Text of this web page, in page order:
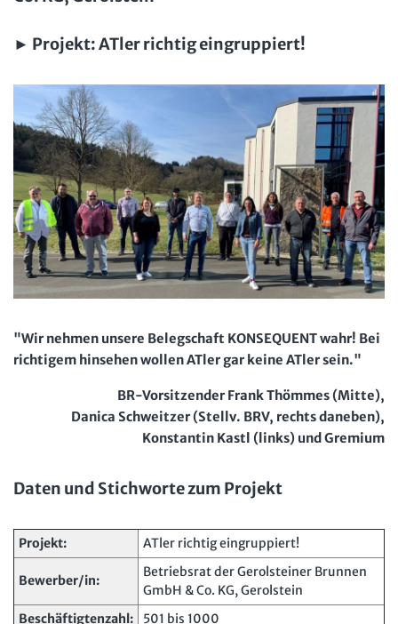
Computer und Arbeit
Gute Arbeit
Betriebsrat und Mitbestimmung
Arbeitsschutz und Mitbestimmung
Schwerbehindertenrecht und Inklusion
Mitbestimmung
Arbeit und Recht
Soziales Recht
Soziale Sicherheit
Personalratswissen online
Schwerbehindertenrecht online
Arbeitszeit online
KI-Praxis Arbeitsrecht online
JAV-Praxis online
Bund SHOP
Abo
mein Bund-Online
Presse Interne Meldestelle Verträge kündigen
Hilfe
Datenschutz
AGB Impressum
Kontakt
Erklärung zur Barrierefreiheit
Widerruf
Widerrufsrecht
► Projekt: ATler richtig eingruppiert!
"Wir nehmen unsere Belegschaft KONSEQUENT wahr! Bei
richtigem hinsehen wollen ATler gar keine ATler sein."
BR-Vorsitzender Frank Thömmes (Mitte),
Danica Schweitzer (Stellv. BRV, rechts daneben),
Konstantin Kastl (links) und Gremium
Daten und Stichworte zum Projekt
Projekt: ATler richtig eingruppiert!
Bewerber/in:
Betriebsrat der Gerolsteiner Brunnen
GmbH & Co. KG, Gerolstein
Beschäftigtenzahl:
501 bis 1000